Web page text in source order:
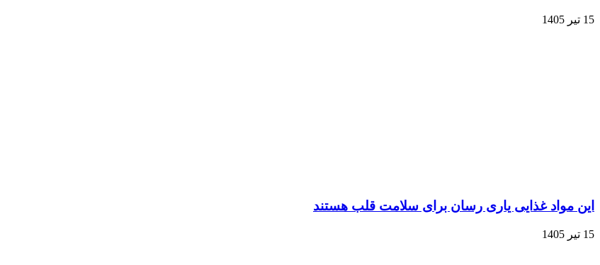
15 تیر 1405
این مواد غذایی یاری رسان برای سلامت قلب هستند
15 تیر 1405